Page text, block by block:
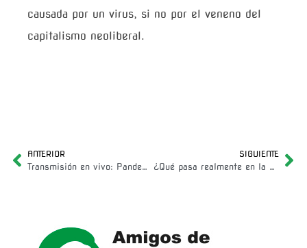
causada por un virus, si no por el veneno del
capitalismo neoliberal.
ANTERIOR
Transmisión en vivo: Pandemias del neoliberalismo
SIGUIENTE
¿Qué pasa realmente en la Amazonía?